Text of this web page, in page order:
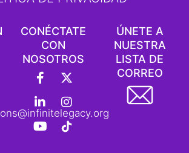
CONÉCTATE
CON
NOSOTROS
F
a
c
e
b
o
X
-
T
w
i
t
L
i
n
k
e
d
I
n
s
t
a
g
Y
o
u
t
u
b
L
o
g
o
t
i
ÚNETE A
NUESTRA
LISTA DE
CORREO